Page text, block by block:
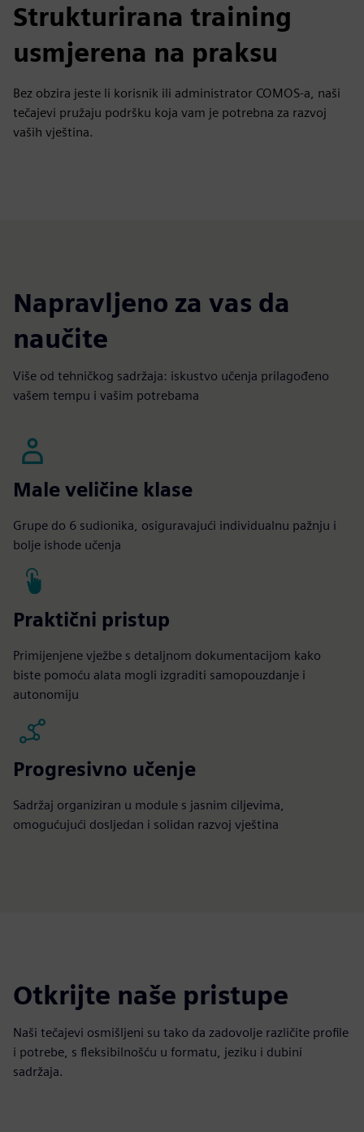
Strukturirana training
usmjerena na praksu
Bez obzira jeste li korisnik ili administrator COMOS-a, naši
tečajevi pružaju podršku koja vam je potrebna za razvoj
vaših vještina.
Napravljeno za vas da
naučite
Više od tehničkog sadržaja: iskustvo učenja prilagođeno
vašem tempu i vašim potrebama
Male veličine klase
Grupe do 6 sudionika, osiguravajući individualnu pažnju i
bolje ishode učenja
Praktični pristup
Primijenjene vježbe s detaljnom dokumentacijom kako
biste pomoću alata mogli izgraditi samopouzdanje i
autonomiju
Progresivno učenje
Sadržaj organiziran u module s jasnim ciljevima,
omogućujući dosljedan i solidan razvoj vještina
Otkrijte naše pristupe
Naši tečajevi osmišljeni su tako da zadovolje različite profile
i potrebe, s fleksibilnošću u formatu, jeziku i dubini
sadržaja.